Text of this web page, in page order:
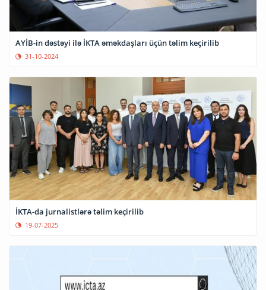
AYİB-in dəstəyi ilə İKTA əməkdaşları üçün təlim keçirilib
31-10-2024
İKTA-da jurnalistlərə təlim keçirilib
19-07-2025